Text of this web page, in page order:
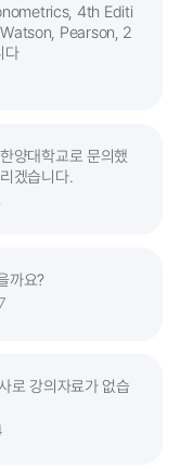
4th Editi
Pearson, 2
다
양대학교로 문의했
겠습니다.
까요?
로 강의자료가 없습